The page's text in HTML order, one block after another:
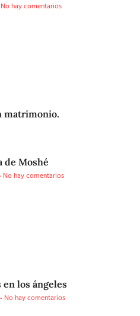
No hay comentarios
matrimonio.
de Moshé
No hay comentarios
en los ángeles
No hay comentarios